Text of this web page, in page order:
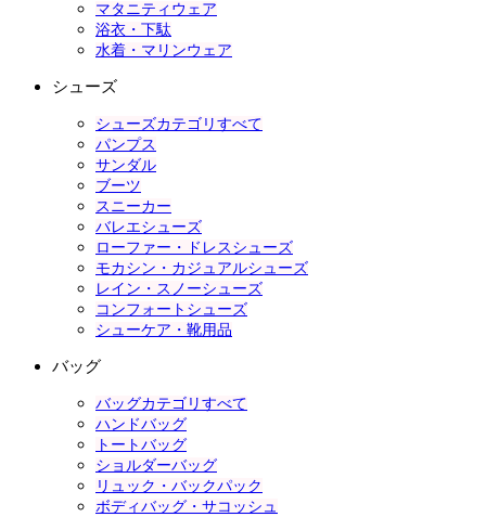
マタニティウェア
浴衣・下駄
水着・マリンウェア
シューズ
シューズカテゴリすべて
パンプス
サンダル
ブーツ
スニーカー
バレエシューズ
ローファー・ドレスシューズ
モカシン・カジュアルシューズ
レイン・スノーシューズ
コンフォートシューズ
シューケア・靴用品
バッグ
バッグカテゴリすべて
ハンドバッグ
トートバッグ
ショルダーバッグ
リュック・バックパック
ボディバッグ・サコッシュ